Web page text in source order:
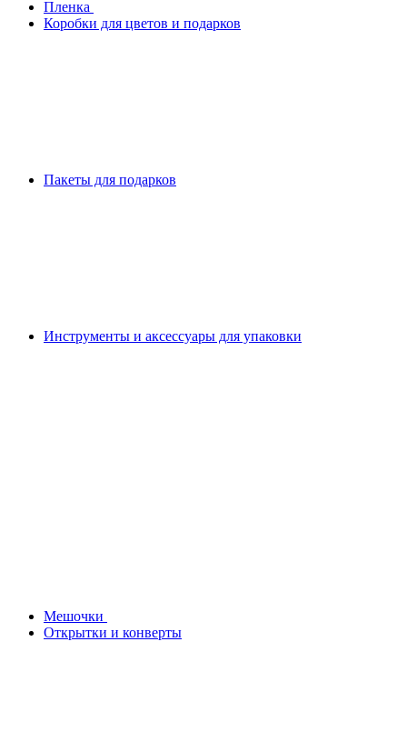
Плeнка
Коробки для цветов и подарков
Пакеты для подарков
Инструменты и аксессуары для упаковки
Мешочки
Открытки и конверты